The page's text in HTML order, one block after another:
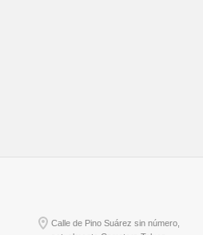
Calle de Pino Suárez sin número,